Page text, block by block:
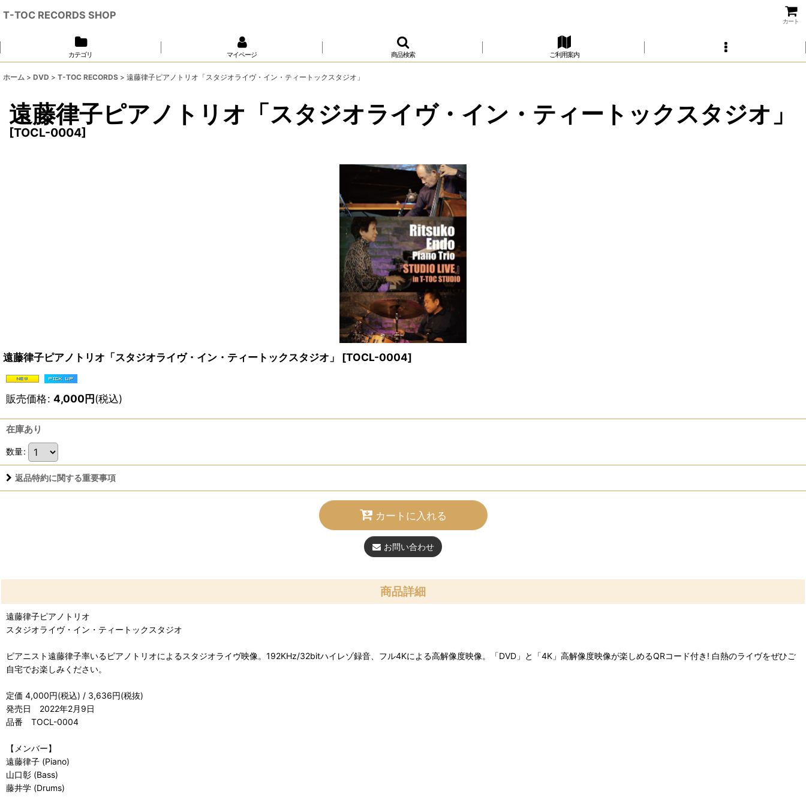
T-TOC RECORDS SHOP
カート
カテゴリ マイページ 商品検索 ご利用案内
ホーム > DVD > T-TOC RECORDS > 遠藤律子ピアノトリオ「スタジオライヴ・イン・ティートックスタジオ」
遠藤律子ピアノトリオ「スタジオライヴ・イン・ティートックスタジオ」
[TOCL-0004]
遠藤律子ピアノトリオ「スタジオライヴ・イン・ティートックスタジオ」 [TOCL-0004]
販売価格: 4,000円(税込)
在庫あり
数量:
返品特約に関する重要事項
カートに入れる
お問い合わせ
商品詳細
遠藤律子ピアノトリオ
スタジオライヴ・イン・ティートックスタジオ
ピアニスト遠藤律子率いるピアノトリオによるスタジオライヴ映像。192KHz/32bitハイレゾ録音、フル4Kによる高解像度映像。「DVD」と「4K」高解像度映像が楽しめるQRコード付き! 白熱のライヴをぜひご
自宅でお楽しみください。
定価 4,000円(税込) / 3,636円(税抜)
発売日 2022年2月9日
品番 TOCL-0004
【メンバー】
遠藤律子 (Piano)
山口彰 (Bass)
藤井学 (Drums)